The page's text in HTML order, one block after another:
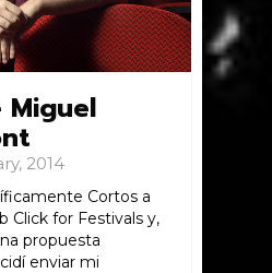
2014
Cortos a
Click for Festivals y,
propuesta
enviar mi